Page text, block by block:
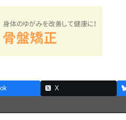
X